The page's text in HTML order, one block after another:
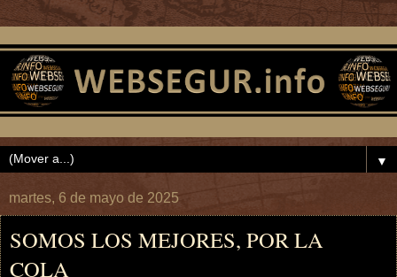
▼
martes, 6 de mayo de 2025
SOMOS LOS MEJORES, POR LA
COLA